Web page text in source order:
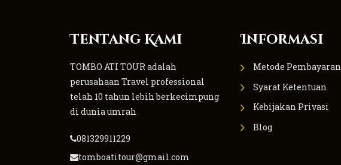
Tentang Kami
TOMBO ATI TOUR adalah
perusahaan Travel professional
telah 10 tahun lebih berkecimpung
di dunia umrah
081329911229
tomboatitour@gmail.com
Informasi
Metode Pembayaran
Syarat Ketentuan
Kebijakan Privasi
Blog